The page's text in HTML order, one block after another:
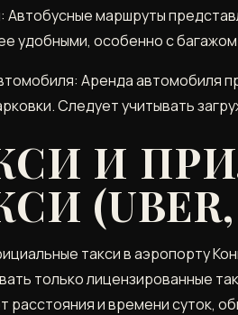
Автобусные маршруты
удобными, особенно с
Аренда автомобиля
Следует учитывать
И
(UBER,
такси в аэропорту
только лицензированные
расстояния и времени суток,